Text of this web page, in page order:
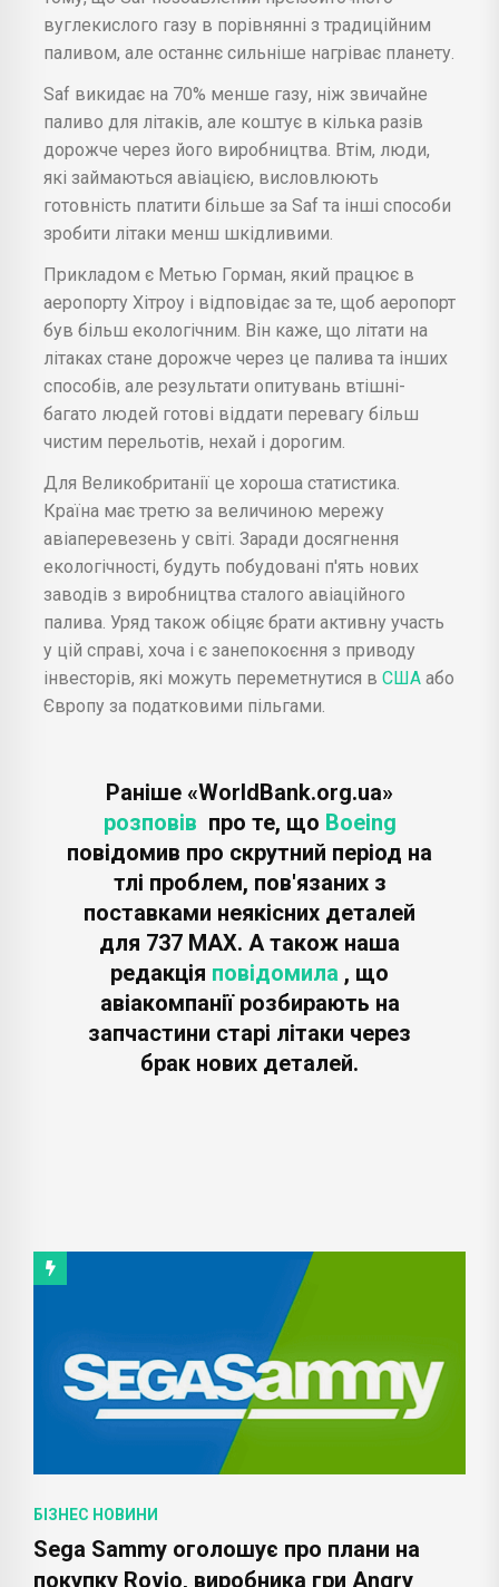
вуглекислого газу в порівнянні з традиційним
паливом, але останнє сильніше нагріває планету.
Saf викидає на 70% менше газу, ніж звичайне
паливо для літаків, але коштує в кілька разів
дорожче через його виробництва. Втім, люди,
які займаються авіацією, висловлюють
готовність платити більше за Saf та інші способи
зробити літаки менш шкідливими.
Прикладом є Метью Горман, який працює в
аеропорту Хітроу і відповідає за те, щоб аеропорт
був більш екологічним. Він каже, що літати на
літаках стане дорожче через це палива та інших
способів, але результати опитувань втішні-
багато людей готові віддати перевагу більш
чистим перельотів, нехай і дорогим.
Для Великобританії це хороша статистика.
Країна має третю за величиною мережу
авіаперевезень у світі. Заради досягнення
екологічності, будуть побудовані п'ять нових
заводів з виробництва сталого авіаційного
палива. Уряд також обіцяє брати активну участь
у цій справі, хоча і є занепокоєння з приводу
інвесторів, які можуть переметнутися в США або
Європу за податковими пільгами.
Раніше «WorldBank.org.ua»
розповів про те, що Boeing
повідомив про скрутний період на
тлі проблем, пов'язаних з
поставками неякісних деталей
для 737 MAX. А також наша
редакція повідомила , що
авіакомпанії розбирають на
запчастини старі літаки через
брак нових деталей.
БІЗНЕС НОВИНИ
Sega Sammy оголошує про плани на
покупку Rovio, виробника гри Angry